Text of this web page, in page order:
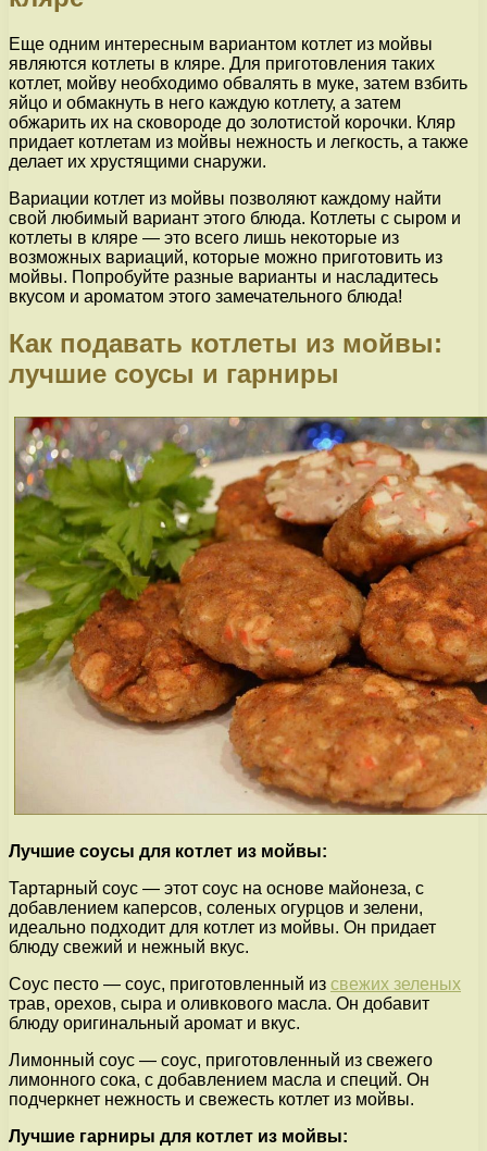
Еще одним интересным вариантом котлет из мойвы
являются котлеты в кляре. Для приготовления таких
котлет, мойву необходимо обвалять в муке, затем взбить
яйцо и обмакнуть в него каждую котлету, а затем
обжарить их на сковороде до золотистой корочки. Кляр
придает котлетам из мойвы нежность и легкость, а также
делает их хрустящими снаружи.
Вариации котлет из мойвы позволяют каждому найти
свой любимый вариант этого блюда. Котлеты с сыром и
котлеты в кляре — это всего лишь некоторые из
возможных вариаций, которые можно приготовить из
мойвы. Попробуйте разные варианты и насладитесь
вкусом и ароматом этого замечательного блюда!
Как подавать котлеты из мойвы:
лучшие соусы и гарниры
Лучшие соусы для котлет из мойвы:
Тартарный соус — этот соус на основе майонеза, с
добавлением каперсов, соленых огурцов и зелени,
идеально подходит для котлет из мойвы. Он придает
блюду свежий и нежный вкус.
Соус песто — соус, приготовленный из свежих зеленых
трав, орехов, сыра и оливкового масла. Он добавит
блюду оригинальный аромат и вкус.
Лимонный соус — соус, приготовленный из свежего
лимонного сока, с добавлением масла и специй. Он
подчеркнет нежность и свежесть котлет из мойвы.
Лучшие гарниры для котлет из мойвы: